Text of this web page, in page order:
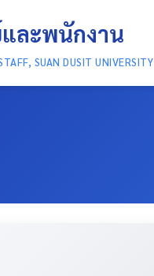
ละพนักงาน
SUAN DUSIT UNIVERSITY